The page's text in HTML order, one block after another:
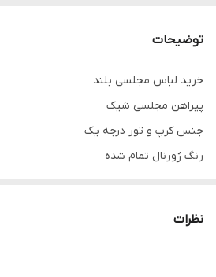
توضیحات
خرید لباس مجلسی بلند
پیراهن مجلسی شیک
جنس کرپ و تور درجه یک
رنگ ژورنال تمام شده
نظرات